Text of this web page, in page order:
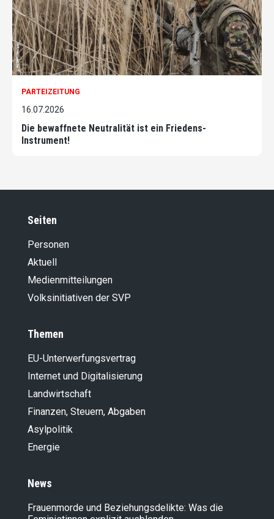
PARTEIZEITUNG
16.07.2026
Die bewaffnete Neutralität ist ein Friedens-
Instrument!
Seiten
Personen
Aktuell
Medienmitteilungen
Volksinitiativen der SVP
Themen
EU-Unterwerfungsvertrag
Internet und Digitalisierung
Landwirt­schaft
Finanzen, Steuern, Abgaben
Asylpolitik
Energie
News
Frauenmorde und Beziehungsdelikte: Was die